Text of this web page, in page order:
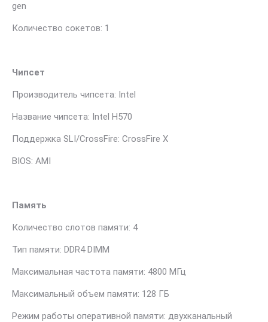
gen
Количество сокетов: 1
Чипсет
Производитель чипсета: Intel
Название чипсета: Intel H570
Поддержка SLI/CrossFire: CrossFire X
BIOS: AMI
Память
Количество слотов памяти: 4
Тип памяти: DDR4 DIMM
Максимальная частота памяти: 4800 МГц
Максимальный объем памяти: 128 ГБ
Режим работы оперативной памяти: двухканальный